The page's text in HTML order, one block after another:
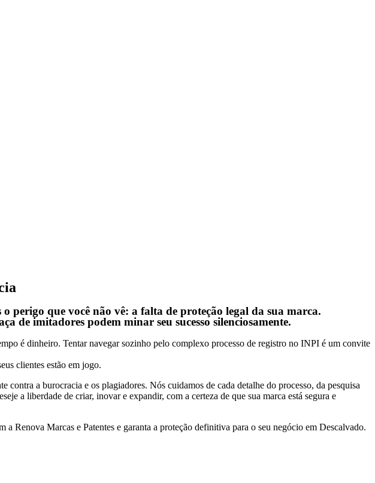
perigo que você não vê: a falta de proteção legal da sua marca.
de imitadores podem minar seu sucesso silenciosamente.
é dinheiro. Tentar navegar sozinho pelo complexo processo de registro no INPI é um convite
clientes estão em jogo.
a burocracia e os plagiadores. Nós cuidamos de cada detalhe do processo, da pesquisa
a liberdade de criar, inovar e expandir, com a certeza de que sua marca está segura e
Renova Marcas e Patentes e garanta a proteção definitiva para o seu negócio em Descalvado.